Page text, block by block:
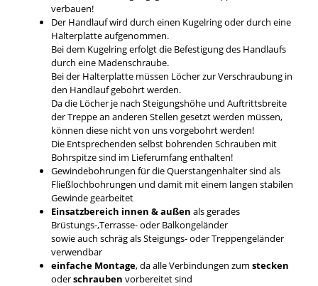
verbauen!
Der Handlauf wird durch einen Kugelring oder durch eine
Halterplatte aufgenommen.
Bei dem Kugelring erfolgt die Befestigung des Handlaufs
durch eine Madenschraube.
Bei der Halterplatte müssen Löcher zur Verschraubung in
den Handlauf gebohrt werden.
Da die Löcher je nach Steigungshöhe und Auftrittsbreite
der Treppe an anderen Stellen gesetzt werden müssen,
können diese nicht von uns vorgebohrt werden!
Die Entsprechenden selbst bohrenden Schrauben mit
Bohrspitze sind im Lieferumfang enthalten!
Gewindebohrungen für die Querstangenhalter sind als
Fließlochbohrungen und damit mit einem langen stabilen
Gewinde gearbeitet
Einsatzbereich innen & außen als gerades
Brüstungs-,Terrasse- oder Balkongeländer
sowie auch schräg als Steigungs- oder Treppengeländer
verwendbar
einfache Montage, da alle Verbindungen zum stecken
oderschrauben vorbereitet sind